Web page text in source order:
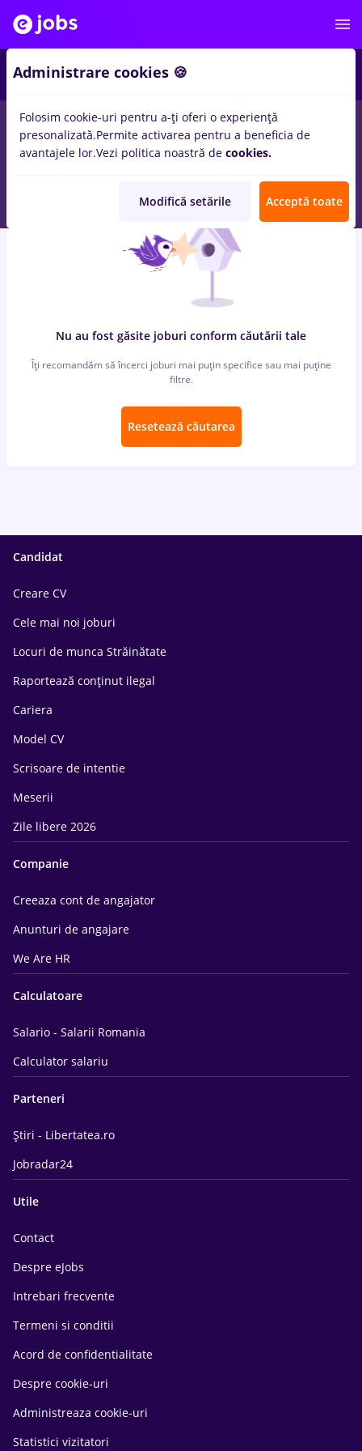
locuri de muncaPart timeinRemote (de acasa)
Student, Entry-Level (< 2 ani)inTransport / Distributie,
Medicina / Sanatate
Nu au fost găsite joburi conform căutării tale
Îți recomandăm să încerci joburi mai puțin specifice sau mai puține
filtre.
Resetează căutarea
Candidat
Creare CV
Cele mai noi joburi
Locuri de munca Străinătate
Raportează conținut ilegal
Cariera
Model CV
Scrisoare de intentie
Meserii
Zile libere 2026
Companie
Creeaza cont de angajator
Anunturi de angajare
We Are HR
Calculatoare
Salario - Salarii Romania
Calculator salariu
Parteneri
Știri - Libertatea.ro
Jobradar24
Utile
Contact
Despre eJobs
Intrebari frecvente
Termeni si conditii
Acord de confidentialitate
Despre cookie-uri
Administreaza cookie-uri
Statistici vizitatori
Administrare cookies 🍪
Folosim cookie-uri pentru a-ți oferi o experiență
presonalizată.Permite activarea pentru a beneficia de
avantajele lor.Vezi politica noastră de cookies.
Modifică setările Acceptă toate